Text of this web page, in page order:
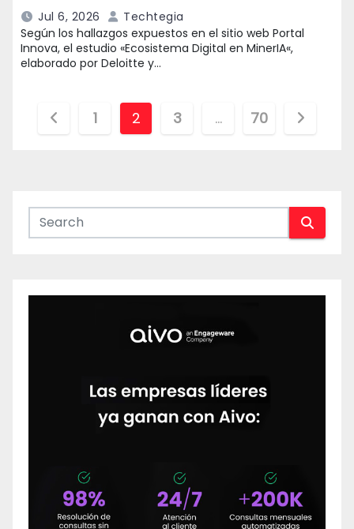
Jul 6, 2026
Techtegia
Según los hallazgos expuestos en el sitio web Portal
Innova, el estudio «Ecosistema Digital en MinerIA«,
elaborado por Deloitte y…
Paginación
1 2 3 … 70